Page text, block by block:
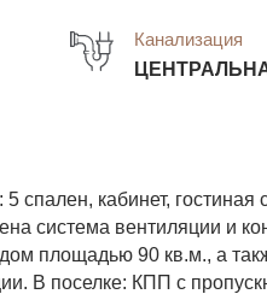
Канализация
спален, кабинет,
система вентиляции и
площадью 90 кв.м., а
В поселке: КПП с